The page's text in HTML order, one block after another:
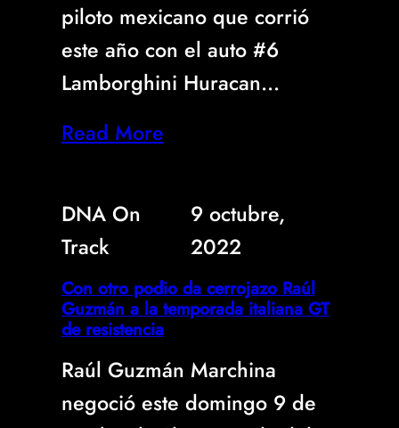
piloto mexicano que corrió
este año con el auto #6
Lamborghini Huracan…
Read More
DNA On
Track
9 octubre,
2022
Con otro podio da cerrojazo Raúl
Guzmán a la temporada italiana GT
de resistencia
Raúl Guzmán Marchina
negoció este domingo 9 de